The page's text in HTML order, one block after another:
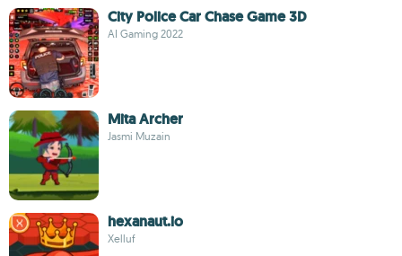
City Police Car Chase Game 3D
AI Gaming 2022
Mita Archer
Jasmi Muzain
hexanaut.io
Xelluf